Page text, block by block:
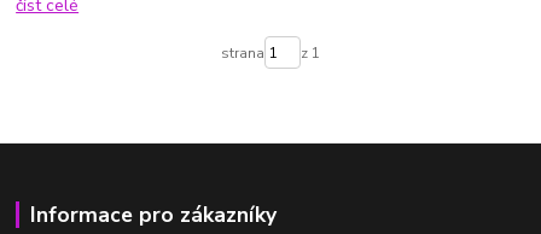
číst celé
strana z 1
Informace pro zákazníky